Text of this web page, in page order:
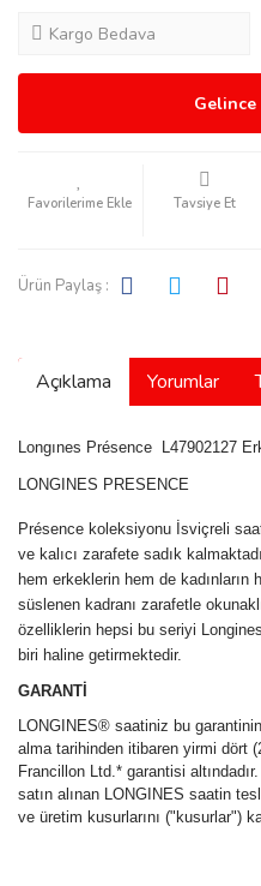
Manoir
Kargo Bedava
Gelince
Tavsiye Et
Ürün Paylaş :
Açıklama Yorumlar
Longınes Présence L47902127
LONGINES PRESENCE
Présence koleksiyonu İsviçreli
ve kalıcı zarafete sadık
hem erkeklerin hem de
süslenen kadranı zarafetle
özelliklerin hepsi bu seriyi
biri haline getirmektedir.
GARANTİ
LONGINES® saatiniz bu
alma tarihinden itibaren yirmi dört
Francillon Ltd.* garantisi
satın alınan LONGINES saatin
ve üretim kusurlarını ("kusurlar")